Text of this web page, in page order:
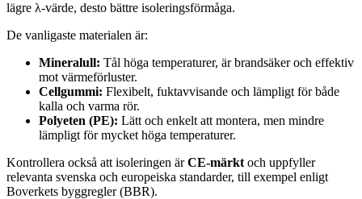
lägre λ-värde, desto bättre isoleringsförmåga.
De vanligaste materialen är:
Mineralull: Tål höga temperaturer, är brandsäker och effektiv
mot värmeförluster.
Cellgummi: Flexibelt, fuktavvisande och lämpligt för både
kalla och varma rör.
Polyeten (PE): Lätt och enkelt att montera, men mindre
lämpligt för mycket höga temperaturer.
Kontrollera också att isoleringen ärCE-märkt och uppfyller
relevanta svenska och europeiska standarder, till exempel enligt
Boverkets byggregler (BBR).